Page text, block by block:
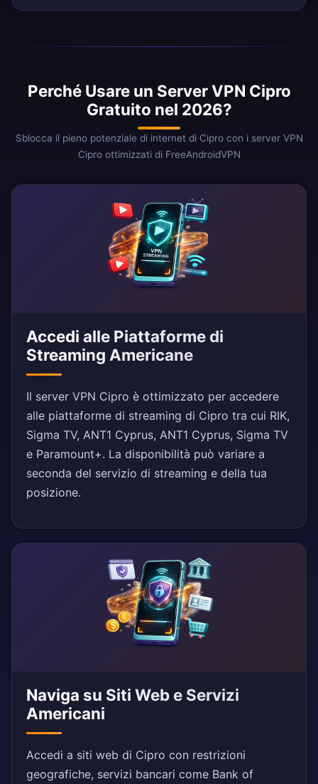
Perché Usare un Server VPN Cipro
Gratuito nel 2026?
Sblocca il pieno potenziale di internet di Cipro con i server VPN
Cipro ottimizzati di FreeAndroidVPN
Accedi alle Piattaforme di
Streaming Americane
Il server VPN Cipro è ottimizzato per accedere
alle piattaforme di streaming di Cipro tra cui RIK,
Sigma TV, ANT1 Cyprus, ANT1 Cyprus, Sigma TV
e Paramount+. La disponibilità può variare a
seconda del servizio di streaming e della tua
posizione.
Naviga su Siti Web e Servizi
Americani
Accedi a siti web di Cipro con restrizioni
geografiche, servizi bancari come Bank of